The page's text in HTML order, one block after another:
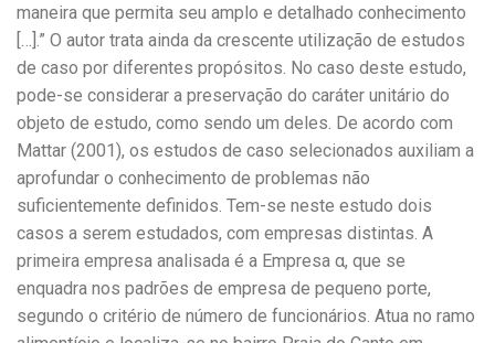
maneira que permita seu amplo e detalhado conhecimento
[…].” O autor trata ainda da crescente utilização de estudos
de caso por diferentes propósitos. No caso deste estudo,
pode-se considerar a preservação do caráter unitário do
objeto de estudo, como sendo um deles. De acordo com
Mattar (2001), os estudos de caso selecionados auxiliam a
aprofundar o conhecimento de problemas não
suficientemente definidos. Tem-se neste estudo dois
casos a serem estudados, com empresas distintas. A
primeira empresa analisada é a Empresa α, que se
enquadra nos padrões de empresa de pequeno porte,
segundo o critério de número de funcionários. Atua no ramo